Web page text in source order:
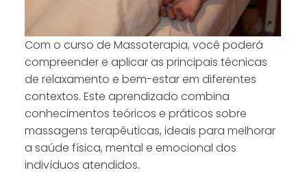
Com o curso de Massoterapia, você poderá
compreender e aplicar as principais técnicas
de relaxamento e bem-estar em diferentes
contextos. Este aprendizado combina
conhecimentos teóricos e práticos sobre
massagens terapêuticas, ideais para melhorar
a saúde física, mental e emocional dos
indivíduos atendidos.